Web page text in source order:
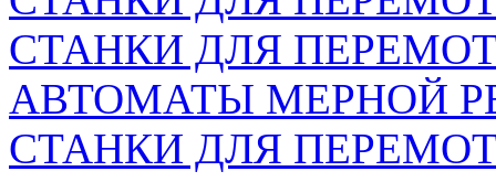
СТАНКИ ДЛЯ
АВТОМАТЫ МЕРНОЙ
СТАНКИ ДЛЯ